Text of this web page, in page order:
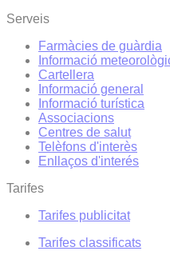
Serveis
Farmàcies de guàrdia
Informació
Cartellera
Informació general
Informació turística
Associacions
Centres de salut
Telèfons d'interès
Enllaços d'interés
Tarifes
Tarifes publicitat
Tarifes classificats